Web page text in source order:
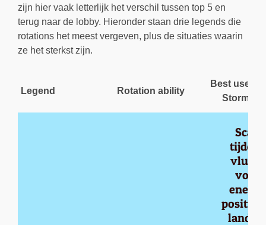
zijn hier vaak letterlijk het verschil tussen top 5 en
terug naar de lobby. Hieronder staan drie legends die
rotations het meest vergeven, plus de situaties waarin
ze het sterkst zijn.
Legend Rotation ability
Best use
Storm
Scan
voor
land